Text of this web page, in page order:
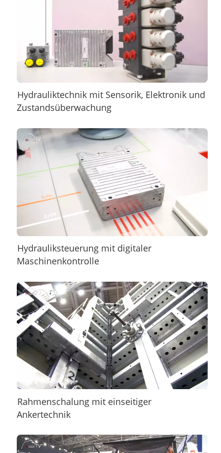
Hydrauliktechnik mit Sensorik, Elektronik und
Zustandsüberwachung
Hydrauliksteuerung mit digitaler
Maschinenkontrolle
Rahmenschalung mit einseitiger
Ankertechnik